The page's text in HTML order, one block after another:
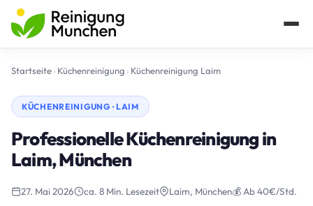
Startseite› Küchenreinigung › Küchenreinigung Laim
KÜCHENREINIGUNG · LAIM
Professionelle Küchenreinigung in
Laim, München
27. Mai 2026 ca. 8 Min. Lesezeit Laim, München💰 Ab 40€/Std.